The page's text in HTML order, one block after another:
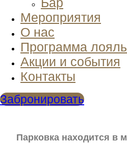
Мероприятия
О нас
Программа
Акции и события
Контакты
Забронировать
Парковка находится в